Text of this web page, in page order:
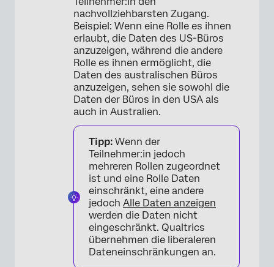
nachvollziehbarsten Zugang.
Beispiel: Wenn eine Rolle es ihnen
erlaubt, die Daten des US-Büros
anzuzeigen, während die andere
Rolle es ihnen ermöglicht, die
Daten des australischen Büros
anzuzeigen, sehen sie sowohl die
Daten der Büros in den USA als
auch in Australien.
Tipp: Wenn der
Teilnehmer:in jedoch
mehreren Rollen zugeordnet
ist und eine Rolle Daten
einschränkt, eine andere
jedoch Alle Daten anzeigen
werden die Daten nicht
eingeschränkt. Qualtrics
übernehmen die liberaleren
Dateneinschränkungen an.